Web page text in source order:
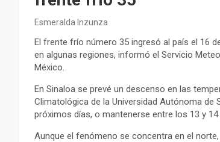
Esmeralda Inzunza
El frente frío número 35 ingresó al país el 16
en algunas regiones, informó el Servicio
México.
En Sinaloa se prevé un descenso en las
Climatológica de la Universidad Autónoma de
próximos días, o mantenerse entre los 13 y 14
Aunque el fenómeno se concentra en el